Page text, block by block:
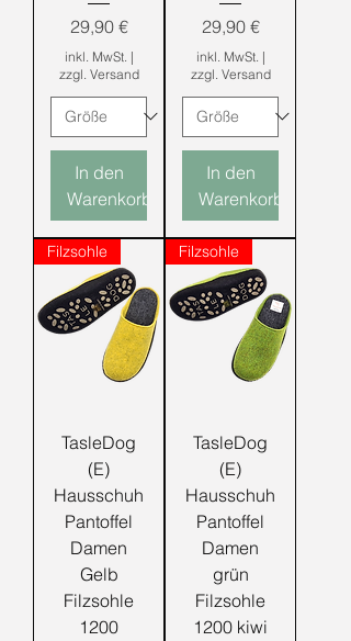
Preis
29,90 €
inkl. MwSt. |
zzgl. Versand
In den
Warenkorb
Preis
29,90 €
inkl. MwSt. |
zzgl. Versand
In den
Warenkorb
Filzsohle
TasleDog
(E)
Hausschuh
Pantoffel
Damen
Gelb
Filzsohle
1200
Filzsohle
TasleDog
(E)
Hausschuh
Pantoffel
Damen
grün
Filzsohle
1200 kiwi